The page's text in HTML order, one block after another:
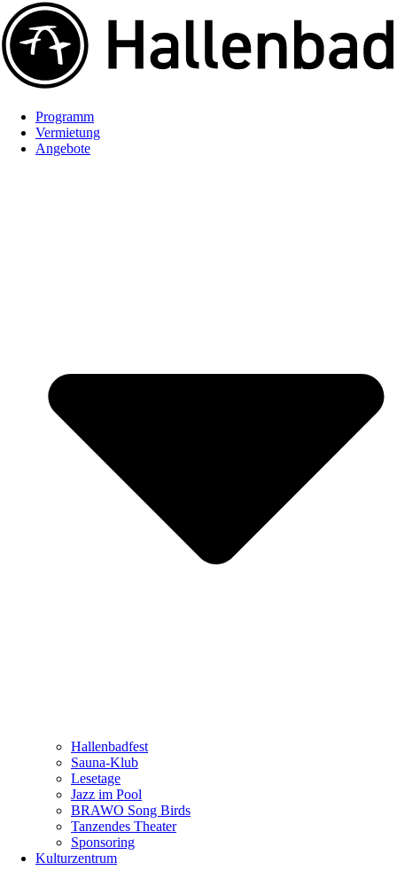
Programm
Vermietung
Angebote
Hallenbadfest
Sauna-Klub
Lesetage
Jazz im Pool
BRAWO Song Birds
Tanzendes Theater
Sponsoring
Kulturzentrum